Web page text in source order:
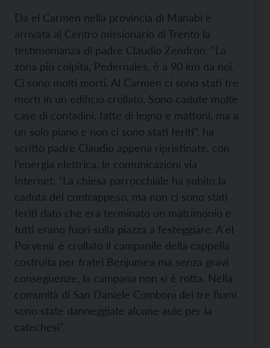
Da el Carmen nella provincia di Manabi è
arrivata al Centro missionario di Trento la
testimonianza di padre Claudio Zendron. “La
zona più colpita, Pedernales, è a 90 km da noi.
Ci sono molti morti. Al Carmen ci sono stati tre
morti in un edificio crollato. Sono cadute molte
case di contadini, fatte di legno e mattoni, ma a
un solo piano e non ci sono stati feriti”, ha
scritto padre Claudio appena ripristinate, con
l’energia elettrica, le comunicazioni via
Internet. “La chiesa parrocchiale ha subito la
caduta del contrappeso, ma non ci sono stati
feriti dato che era terminato un matrimonio e
tutti erano fuori sulla piazza a festeggiare. A el
Porvenir è crollato il campanile della cappella
costruita per fratel Benjumea ma senza gravi
conseguenze, la campana non si è rotta. Nella
comunità di San Daniele Comboni dei tre fiumi
sono state danneggiate alcune aule per la
catechesi”.